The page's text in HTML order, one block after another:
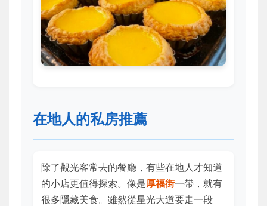
在地人的私房推薦
除了觀光客常去的餐廳，有些在地人才知道
的小店更值得探索。像是厚福街一帶，就有
很多隱藏美食。雖然從星光大道要走一段